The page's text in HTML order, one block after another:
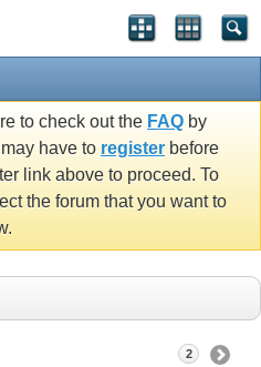
to check out the FAQ by
have to register before
link above to proceed. To
the forum that you want to
2